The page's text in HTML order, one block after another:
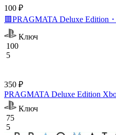
100 ₽
🟥PRAGMATA Deluxe Edition
Ключ
100
5
350 ₽
PRAGMATA Deluxe Edition
Ключ
75
5